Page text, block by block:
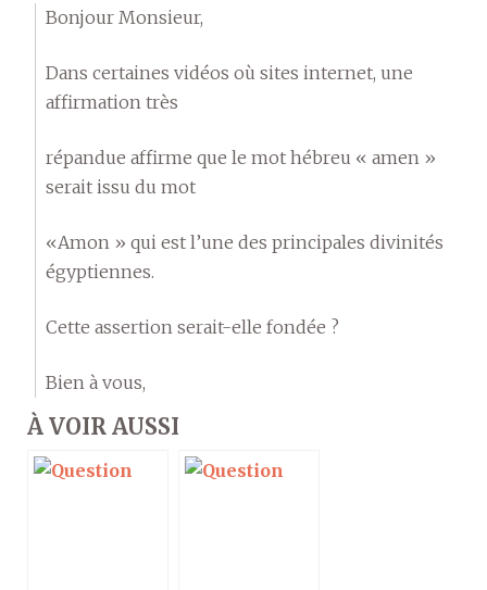
Bonjour Monsieur,
Dans certaines vidéos où sites internet, une
affirmation très
répandue affirme que le mot hébreu « amen »
serait issu du mot
«Amon » qui est l’une des principales divinités
égyptiennes.
Cette assertion serait-elle fondée ?
Bien à vous,
À VOIR AUSSI